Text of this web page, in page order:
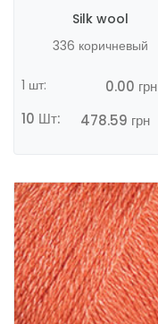
Silk wool
336 коричневый
1 шт:
0.00 грн
10 Шт:
478.59 грн